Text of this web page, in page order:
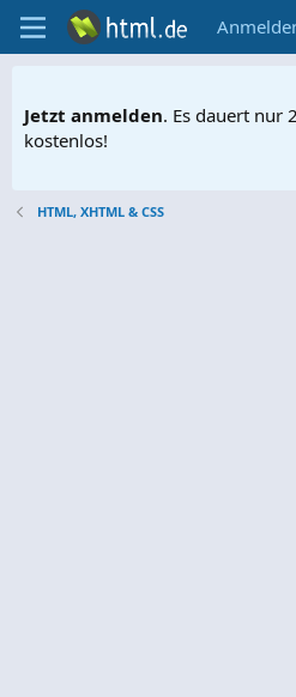
Jetzt anmelden. Es dauert nur
kostenlos!
HTML, XHTML & CSS